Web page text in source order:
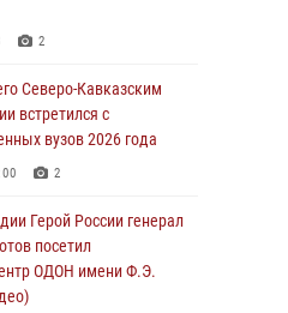
медицины с учетом
2
с участником
«Дорогой
к Победе в СВО»
2
Северо-Кавказским
встретился с
вузов 2026 года
2
Герой России генерал
посетил
ОДОН имени Ф.Э.